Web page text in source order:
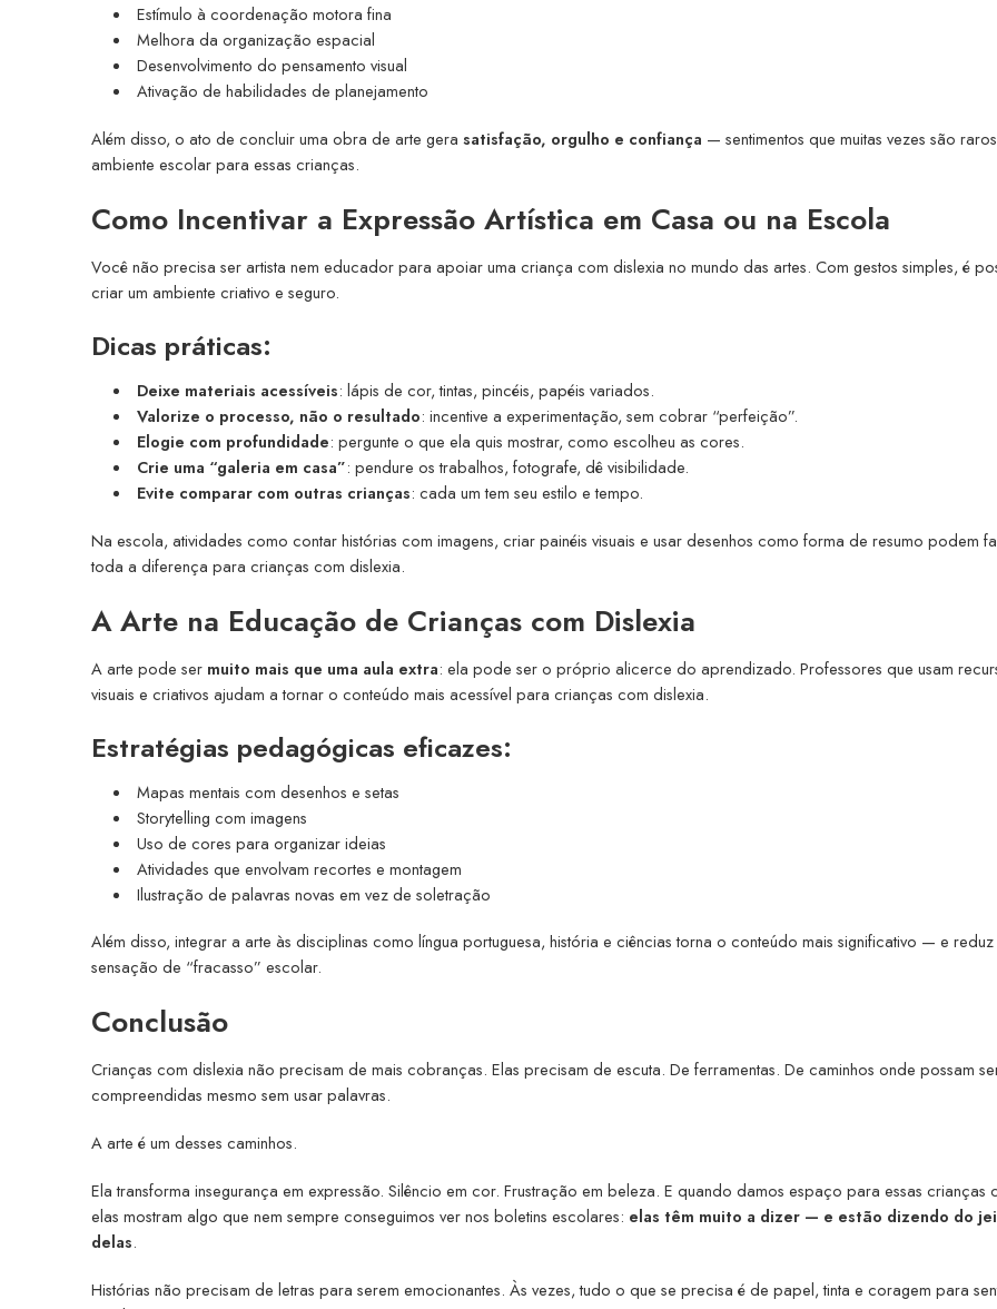
Estímulo à coordenação motora fina
Melhora da organização espacial
Desenvolvimento do pensamento visual
Ativação de habilidades de planejamento
Além disso, o ato de concluir uma obra de arte gera satisfação, orgulho e confiança — sentimentos que muitas vezes são
ambiente escolar para essas crianças.
Como Incentivar a Expressão Artística em Casa ou na Escola
Você não precisa ser artista nem educador para apoiar uma criança com dislexia no mundo das artes. Com gestos simples, é
criar um ambiente criativo e seguro.
Dicas práticas:
Deixe materiais acessíveis: lápis de cor, tintas, pincéis, papéis variados.
Valorize o processo, não o resultado: incentive a experimentação, sem cobrar “perfeição”.
Elogie com profundidade: pergunte o que ela quis mostrar, como escolheu as cores.
Crie uma “galeria em casa”: pendure os trabalhos, fotografe, dê visibilidade.
Evite comparar com outras crianças: cada um tem seu estilo e tempo.
Na escola, atividades como contar histórias com imagens, criar painéis visuais e usar desenhos como forma de resumo podem
toda a diferença para crianças com dislexia.
A Arte na Educação de Crianças com Dislexia
A arte pode ser muito mais que uma aula extra: ela pode ser o próprio alicerce do aprendizado. Professores que usam
visuais e criativos ajudam a tornar o conteúdo mais acessível para crianças com dislexia.
Estratégias pedagógicas eficazes:
Mapas mentais com desenhos e setas
Storytelling com imagens
Uso de cores para organizar ideias
Atividades que envolvam recortes e montagem
Ilustração de palavras novas em vez de soletração
Além disso, integrar a arte às disciplinas como língua portuguesa, história e ciências torna o conteúdo mais significativo — e reduz
sensação de “fracasso” escolar.
Conclusão
Crianças com dislexia não precisam de mais cobranças. Elas precisam de escuta. De ferramentas. De caminhos onde possam
compreendidas mesmo sem usar palavras.
A arte é um desses caminhos.
Ela transforma insegurança em expressão. Silêncio em cor. Frustração em beleza. E quando damos espaço para essas crianças
elas mostram algo que nem sempre conseguimos ver nos boletins escolares: elas têm muito a dizer — e estão dizendo do
delas.
Histórias não precisam de letras para serem emocionantes. Às vezes, tudo o que se precisa é de papel, tinta e coragem para